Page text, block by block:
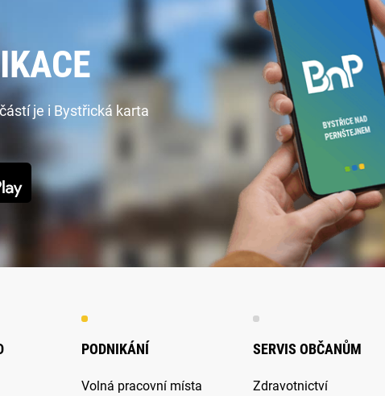
je i Bystřická karta
PODNIKÁNÍ
Volná pracovní místa
SERVIS OBČANŮM
Zdravotnictví